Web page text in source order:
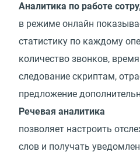
Аналитика по работе
в режиме онлайн
статистику по каждому
количество звонков,
следование скриптам,
предложение
Речевая аналитика
позволяет настроить
слов и получать